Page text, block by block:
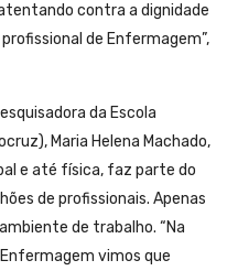
contra a dignidade
de Enfermagem”,
da Escola
Maria Helena Machado,
e até física, faz parte do
de profissionais. Apenas
de trabalho. “Na
vimos que